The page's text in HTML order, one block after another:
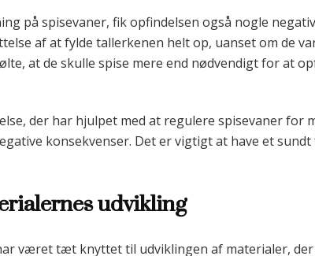
på spisevaner, fik opfindelsen også nogle
af at fylde tallerkenen helt op, uanset om de
at de skulle spise mere end nødvendigt for at
der har hjulpet med at regulere spisevaner for
konsekvenser. Det er vigtigt at have et
udvikling
været tæt knyttet til udviklingen af materialer,